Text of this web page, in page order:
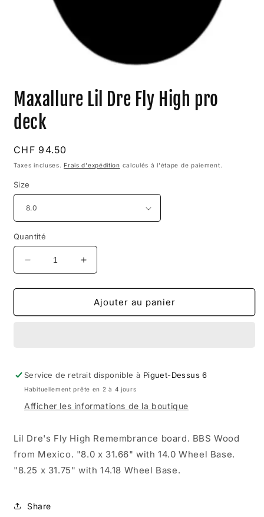
média
1
dans
une
fenêtre
Maxallure Lil Dre Fly High pro
deck
Prix
habituel
CHF 94.50
Taxes incluses. Frais d'expédition calculés à l'étape de paiement.
Size
Quantité
Réduire
la
quantité
Maxallure
pro
deck
Augmenter
la
quantité
de
Maxallure
pro
deck
Ajouter au panier
Service de retrait disponible à Piguet-Dessus 6
Habituellement prête en 2 à 4 jours
Afficher les informations de la boutique
Lil Dre's Fly High Remembrance board. BBS Wood
from Mexico. "8.0 x 31.66" with 14.0 Wheel Base.
"8.25 x 31.75" with 14.18 Wheel Base.
Share